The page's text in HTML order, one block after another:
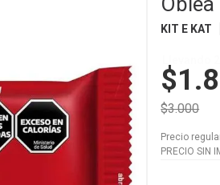
KIT E KAT
$3.000
Precio
PRECIO SIN